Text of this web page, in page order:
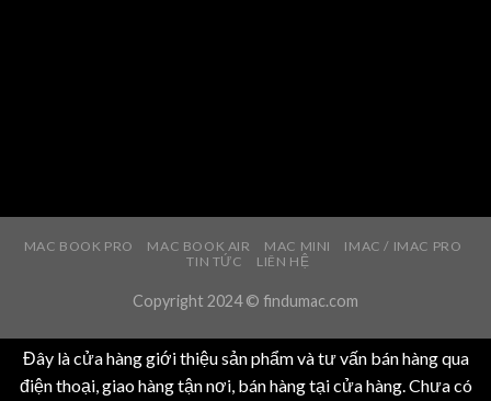
MAC BOOK PRO MAC BOOK AIR MAC MINI
IMAC / IMAC PRO
TIN TỨC
LIÊN HỆ
Copyright 2024 © findumac.com
Đây là cửa hàng giới thiệu sản phẩm và tư vấn bán hàng qua
điện thoại, giao hàng tận nơi, bán hàng tại cửa hàng. Chưa có